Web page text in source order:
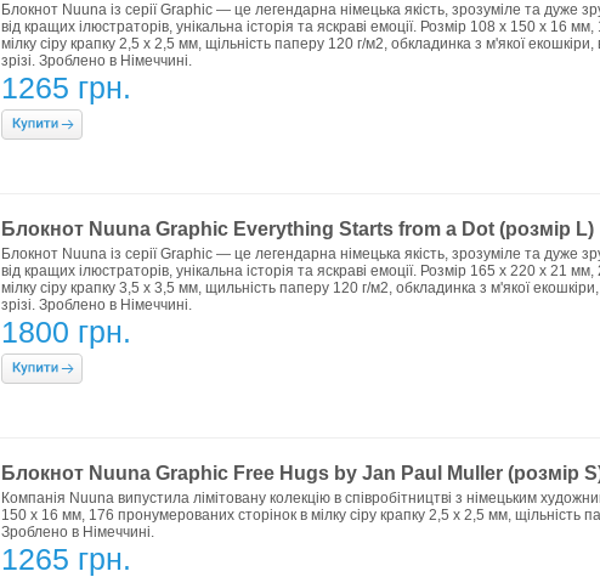
Блокнот Nuuna із серії Graphic — це легендарна німецька якість, зрозуміле та
від кращих ілюстраторів, унікальна історія та яскраві емоції. Розмір 108 x 150 x 16
мілку сіру крапку 2,5 х 2,5 мм, щільність паперу 120 г/м2, обкладинка з м'якої
зрізі. Зроблено в Німеччині.
1265 грн.
Блокнот Nuuna Graphic Everything Starts from a Dot (розмір L)
Блокнот Nuuna із серії Graphic — це легендарна німецька якість, зрозуміле та
від кращих ілюстраторів, унікальна історія та яскраві емоції. Розмір 165 x 220 x 21
мілку сіру крапку 3,5 х 3,5 мм, щильність паперу 120 г/м2, обкладинка з м'якої
зрізі. Зроблено в Німеччині.
1800 грн.
Блокнот Nuuna Graphic Free Hugs by Jan Paul Muller (розмір
Компанія Nuuna випустила лімітовану колекцію в співробітництві з німецьким
150 x 16 мм, 176 пронумерованих сторінок в мілку сіру крапку 2,5 х 2,5 мм, щільність
Зроблено в Німеччині.
1265 грн.